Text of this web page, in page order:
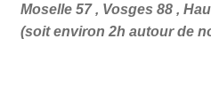
Moselle 57 , Vosges 88 ,
(soit environ 2h autour de